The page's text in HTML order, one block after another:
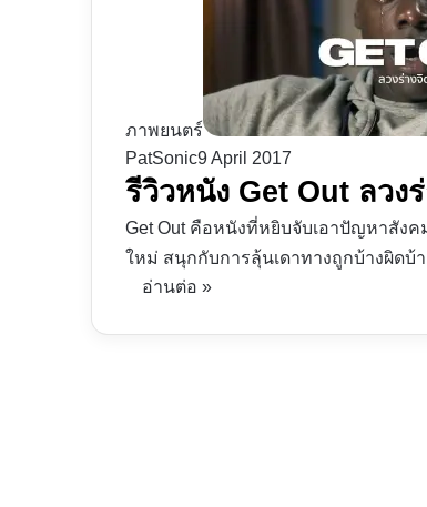
ภาพยนตร์
PatSonic9 April 2017
รีวิวหนัง Get Out ลวง
Get Out คือหนังที่หยิบจับเอาปัญหาสัง
ใหม่ สนุกกับการลุ้นเดาทางถูกบ้างผิดบ้
อ่านต่อ »